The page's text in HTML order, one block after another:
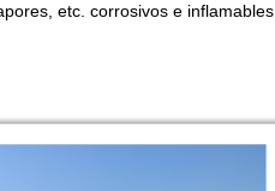
etc. corrosivos e inflamables.